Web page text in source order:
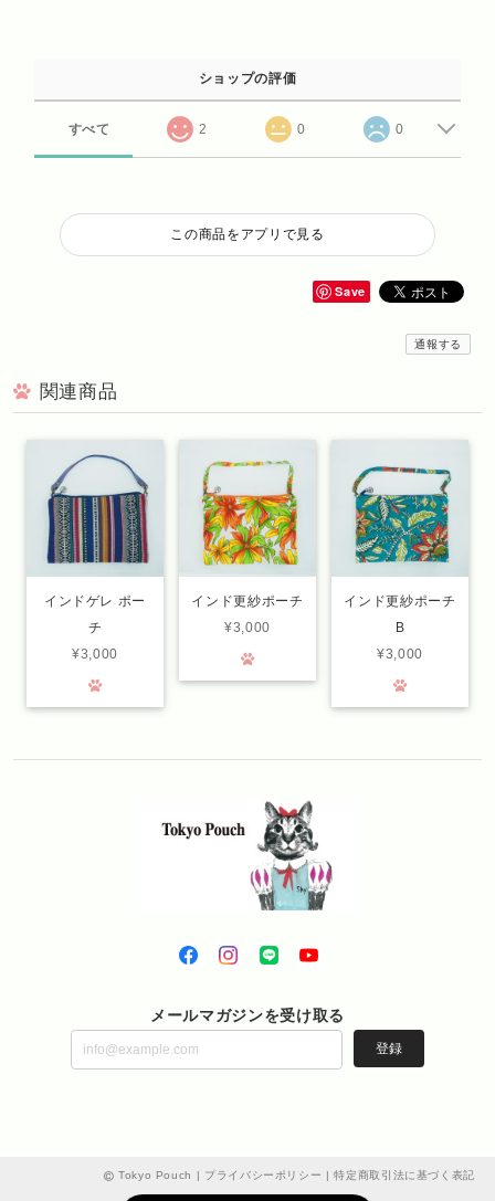
ショップの評価
すべて 2 0 0
この商品をアプリで見る
Save
通報する
関連商品
インドゲレ ポー
チ
¥3,000
インド更紗ポーチ
¥3,000
インド更紗ポーチ
B
¥3,000
メールマガジンを受け取る
登録
Tokyo Pouch | プライバシーポリシー |特定商取引法に基づく表記